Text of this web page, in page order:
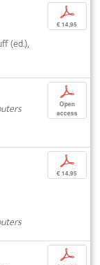
(ed.),
p
€ 14,95
p
Open
access
p
€ 14,95
p